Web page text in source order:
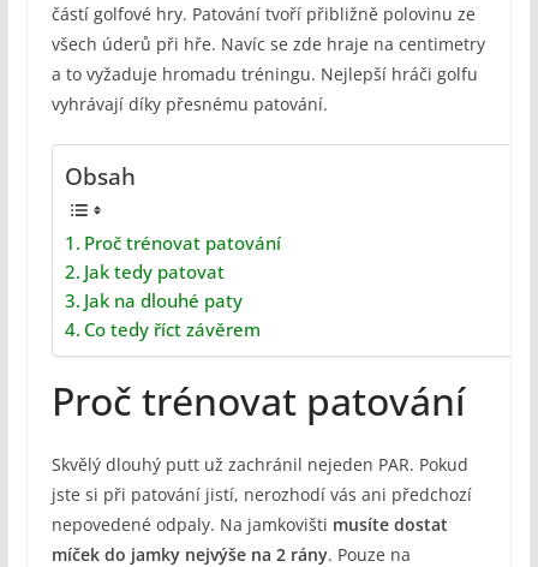
částí golfové hry. Patování tvoří přibližně polovinu ze
všech úderů při hře. Navíc se zde hraje na centimetry
a to vyžaduje hromadu tréningu. Nejlepší hráči golfu
vyhrávají díky přesnému patování.
Obsah
Proč trénovat patování
Jak tedy patovat
Jak na dlouhé paty
Co tedy říct závěrem
Proč trénovat patování
Skvělý dlouhý putt už zachránil nejeden PAR. Pokud
jste si při patování jistí, nerozhodí vás ani předchozí
nepovedené odpaly. Na jamkovišti musíte dostat
míček do jamky nejvýše na 2 rány. Pouze na